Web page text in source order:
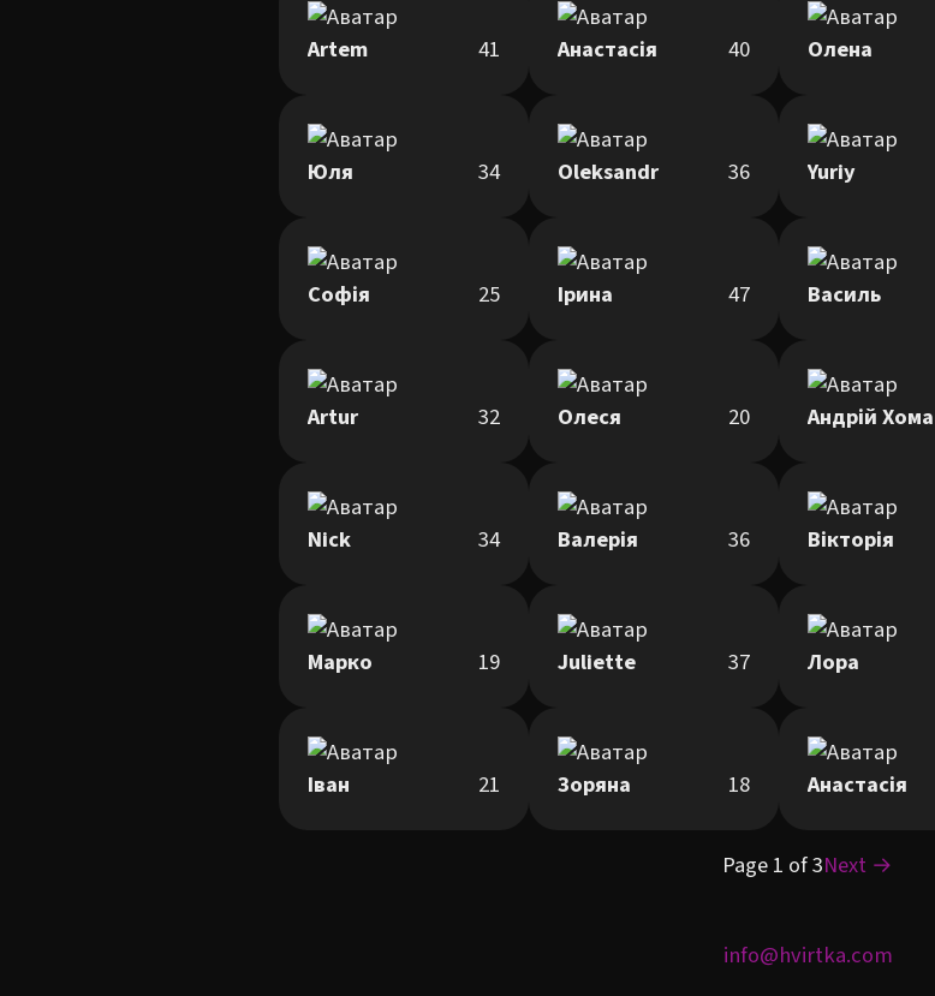
Artem 41 Анастасія 40 Олена
Юля 34 Oleksandr 36 Yuriy
Софія 25 Ірина 47 Василь
Artur 32 Олеся 20 Андрій Хома
Nick 34 Валерія 36 Вікторія
Марко 19 Juliette 37 Лора
Іван 21 Зоряна 18 Анастасія
Page 1 of 3Next →
info@hvirtka.com